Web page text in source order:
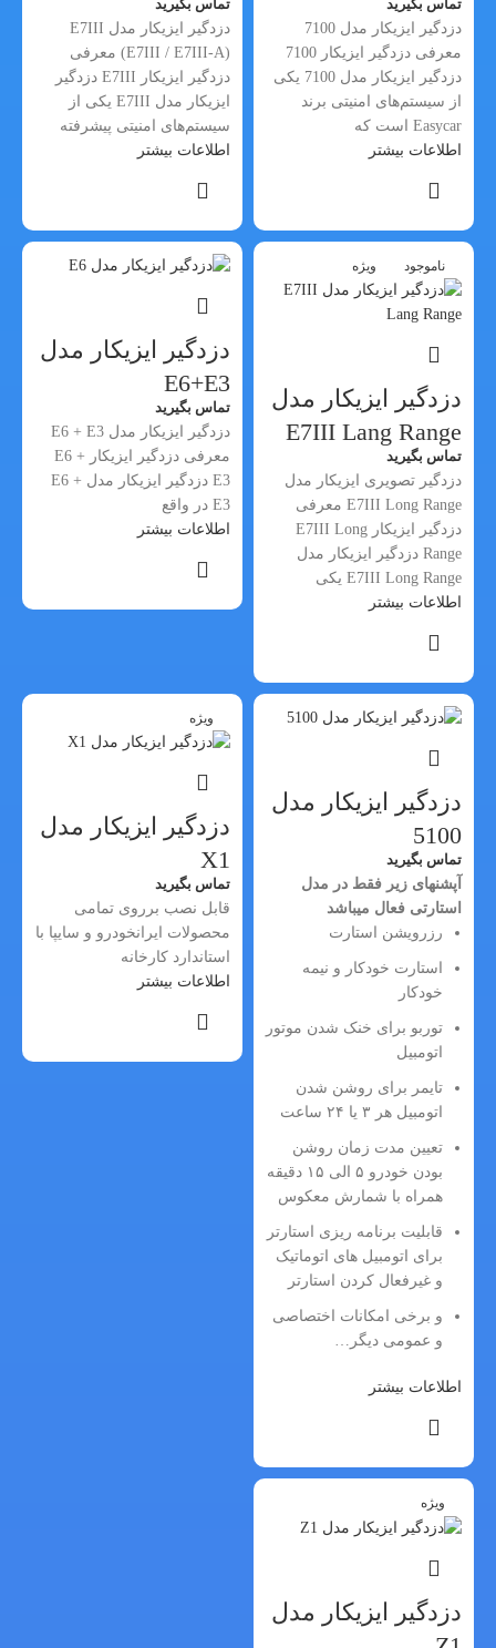
تماس بگیرید
دزدگیر ایزیکار مدل 7100
معرفی دزدگیر ایزیکار 7100
دزدگیر ایزیکار مدل 7100 یکی
از سیستم‌های امنیتی برند
Easycar است که
اطلاعات بیشتر
تماس بگیرید
دزدگیر ایزیکار مدل E7III
(E7III / E7III-A) معرفی
دزدگیر ایزیکار E7III دزدگیر
ایزیکار مدل E7III یکی از
سیستم‌های امنیتی پیشرفته
اطلاعات بیشتر
ناموجود ویژه
دزدگیر ایزیکار مدل
E7III Lang Range
تماس بگیرید
دزدگیر تصویری ایزیکار مدل
E7III Long Range معرفی
دزدگیر ایزیکار E7III Long
Range دزدگیر ایزیکار مدل
E7III Long Range یکی
اطلاعات بیشتر
دزدگیر ایزیکار مدل
E6+E3
تماس بگیرید
دزدگیر ایزیکار مدل E6 + E3
معرفی دزدگیر ایزیکار E6 +
E3 دزدگیر ایزیکار مدل E6 +
E3 در واقع
اطلاعات بیشتر
دزدگیر ایزیکار مدل
5100
تماس بگیرید
آپشن؜های زیر فقط در مدل
استارتی فعال می؜باشد
رزرویشن استارت
استارت خودکار و نیمه
خودکار
توربو برای خنک شدن موتور
اتومبیل
تایمر برای روشن شدن
اتومبیل هر ۳ یا ۲۴ ساعت
تعیین مدت زمان روشن
بودن خودرو ۵ الی ۱۵ دقیقه
همراه با شمارش معکوس
قابلیت برنامه ریزی استارتر
برای اتومبیل های اتوماتیک
و غیرفعال کردن استارتر
و برخی امکانات اختصاصی
و عمومی دیگر…
اطلاعات بیشتر
ویژه
دزدگیر ایزیکار مدل
X1
تماس بگیرید
قابل نصب برروی تمامی
محصولات ایرانخودرو و سایپا با
استاندارد کارخانه
اطلاعات بیشتر
ویژه
دزدگیر ایزیکار مدل